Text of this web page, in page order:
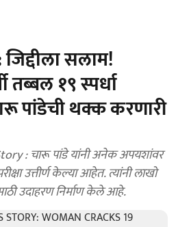
सलाम!
तब्बल १९ स्पर्धा
पांडेची थक्क करणारी
: चारू पांडे यांनी अनेक अपयशांवर
उत्तीर्ण केल्या आहेत. त्यांनी लाखो
उदाहरण निर्माण केले आहे.